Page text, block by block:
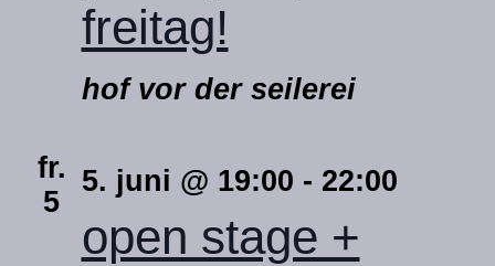
freitag!
hof vor der seilerei
fr.
5
open stage +
5. juni @ 19:00 - 22:00